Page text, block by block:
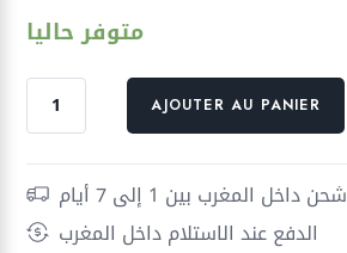
متوفر حاليا
quantité
والمقدس
AJOUTER AU PANIER
شحن داخل المغرب بين 1 إلى 7 أيام
الدفع عند الاستلام داخل المغرب